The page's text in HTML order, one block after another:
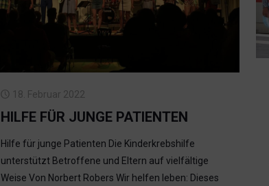
18. Februar 2022
HILFE FÜR JUNGE PATIENTEN
Hilfe für junge Patienten Die Kinderkrebshilfe
unterstützt Betroffene und Eltern auf vielfältige
Weise Von Norbert Robers Wir helfen leben: Dieses